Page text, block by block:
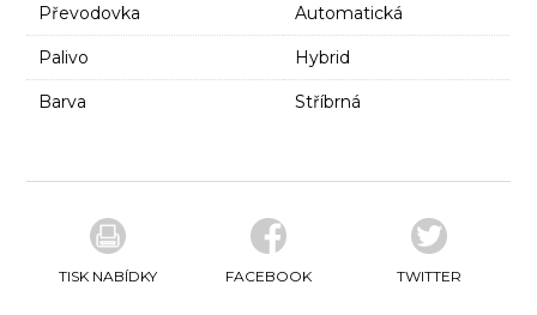
Převodovka Automatická
Palivo Hybrid
Barva Stříbrná
TISK NABÍDKY FACEBOOK TWITTER